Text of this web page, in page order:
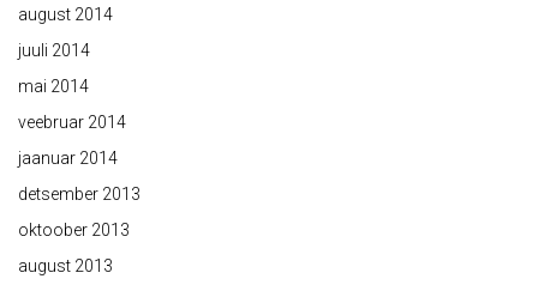
august 2014
juuli 2014
mai 2014
veebruar 2014
jaanuar 2014
detsember 2013
oktoober 2013
august 2013